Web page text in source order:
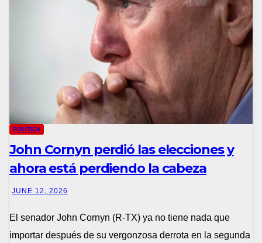
POLÍTICA
John Cornyn perdió las elecciones y
ahora está perdiendo la cabeza
JUNE 12, 2026
El senador John Cornyn (R-TX) ya no tiene nada que
importar después de su vergonzosa derrota en la segunda